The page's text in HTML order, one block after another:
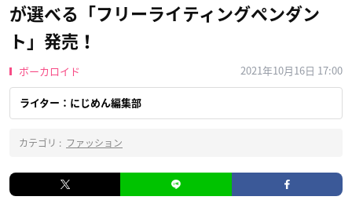
が選べる「フリーライティングペンダン
ト」発売！
ボーカロイド 2021年10月16日 17:00
ライター：にじめん編集部
カテゴリ : ファッション